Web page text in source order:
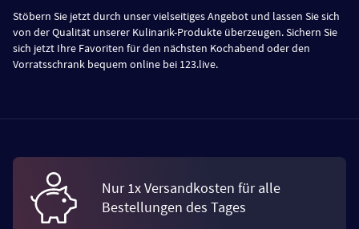
Stöbern Sie jetzt durch unser vielseitiges Angebot und lassen Sie sich
von der Qualität unserer Kulinarik-Produkte überzeugen. Sichern Sie
sich jetzt Ihre Favoriten für den nächsten Kochabend oder den
Vorratsschrank bequem online bei 123.live.
Nur 1x Versandkosten für alle
Bestellungen des Tages